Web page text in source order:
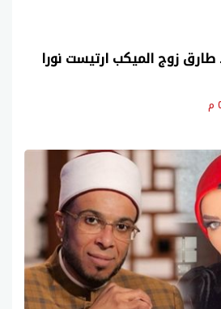
زوج الميكب ارتيست نورا